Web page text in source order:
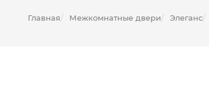
Главная/ Межкомнатные двери/ Элеганс/